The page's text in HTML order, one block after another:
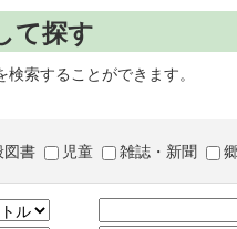
て探す
索することができます。
図書 児童 雑誌・新聞